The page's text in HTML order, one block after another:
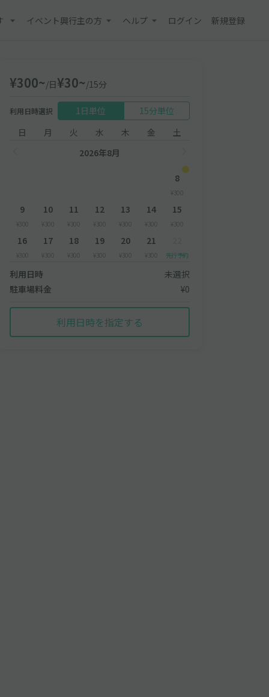
イベント興行主の方 ヘルプ ログイン 新規登録
¥300~/日¥30~/15分
利用日時選択 1日単位
15分単位
日
月 火 水 木 金
土
2026年8月
8
¥300
9
¥300
10
¥300
11
¥300
12
¥300
13
¥300
14
¥300
15
¥300
16
¥300
17
¥300
18
¥300
19
¥300
20
¥300
21
¥300 先行予約
利用日時
未選択
駐車場料金
¥0
利用日時を指定する